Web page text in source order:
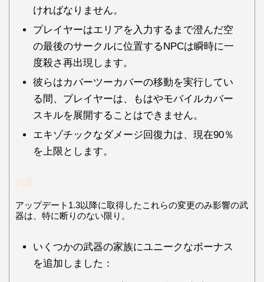
ければなりません。
プレイヤーはエリアを入力するまで澄んだ空
の最後のサークルに位置するNPCは瞬時に一
度殺さ再出現します。
彼らはカバーツーカバーの移動を実行してい
る間、プレイヤーは、もはやモバイルカバー
スキルを展開することはできません。
エキゾチックなダメージ回復力は、現在90％
を上限とします。
武器
アップデート1.3以降に取得したこれらの変更のみ影響の武
器は、特に断りのない限り。
いくつかの武器の家族にユニークなボーナス
を追加しました：